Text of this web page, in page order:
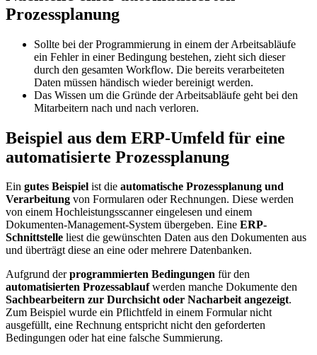
Prozessplanung
Sollte bei der Programmierung in einem der Arbeitsabläufe
ein Fehler in einer Bedingung bestehen, zieht sich dieser
durch den gesamten Workflow. Die bereits verarbeiteten
Daten müssen händisch wieder bereinigt werden.
Das Wissen um die Gründe der Arbeitsabläufe geht bei den
Mitarbeitern nach und nach verloren.
Beispiel aus dem ERP-Umfeld für eine
automatisierte Prozessplanung
Ein gutes Beispiel ist die automatische Prozessplanung und
Verarbeitung von Formularen oder Rechnungen. Diese werden
von einem Hochleistungsscanner eingelesen und einem
Dokumenten-Management-System übergeben. Eine ERP-
Schnittstelle liest die gewünschten Daten aus den Dokumenten aus
und überträgt diese an eine oder mehrere Datenbanken.
Aufgrund derprogrammierten Bedingungen für den
automatisierten Prozessablaufwerden manche Dokumente den
Sachbearbeitern zur Durchsicht oder Nacharbeit angezeigt.
Zum Beispiel wurde ein Pflichtfeld in einem Formular nicht
ausgefüllt, eine Rechnung entspricht nicht den geforderten
Bedingungen oder hat eine falsche Summierung.